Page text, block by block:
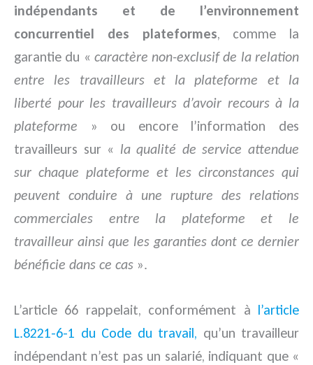
indépendants et de l’environnement
concurrentiel des plateformes, comme la
garantie du « caractère non-exclusif de la relation
entre les travailleurs et la plateforme et la
liberté pour les travailleurs d’avoir recours à la
plateforme » ou encore l’information des
travailleurs sur « la qualité de service attendue
sur chaque plateforme et les circonstances qui
peuvent conduire à une rupture des relations
commerciales entre la plateforme et le
travailleur ainsi que les garanties dont ce dernier
bénéficie dans ce cas ».
L’article 66 rappelait, conformément à l’article
L.8221-6-1 du Code du travail, qu’un travailleur
indépendant n’est pas un salarié, indiquant que «